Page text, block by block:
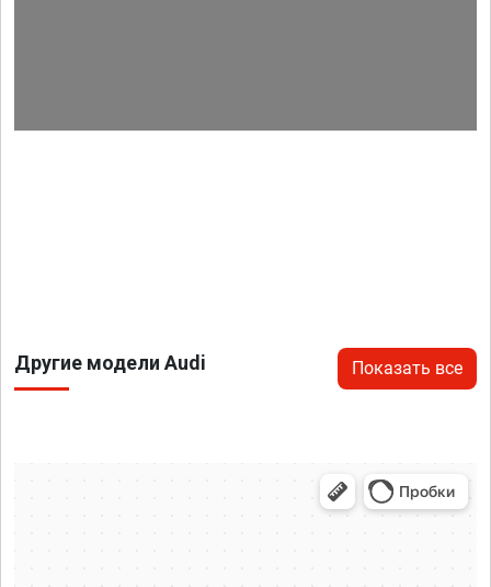
Другие модели Audi Показать все